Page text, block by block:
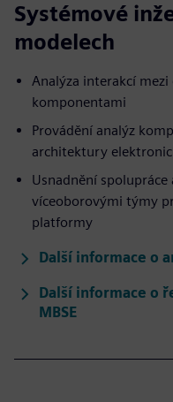
Systémové
modelech
Analýza interakcí
komponentami
Provádění analýz
architektury
Usnadnění
víceoborovými týmy
platformy
Další informace o
Další informace o
MBSE